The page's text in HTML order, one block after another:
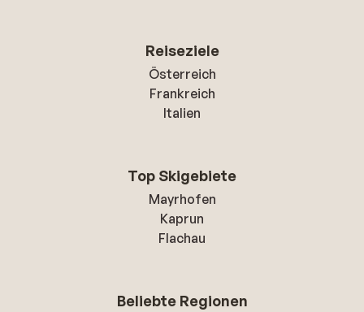
Reiseziele
Österreich
Frankreich
Italien
Top Skigebiete
Mayrhofen
Kaprun
Flachau
Beliebte Regionen